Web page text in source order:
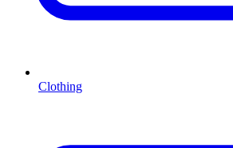
Clothing